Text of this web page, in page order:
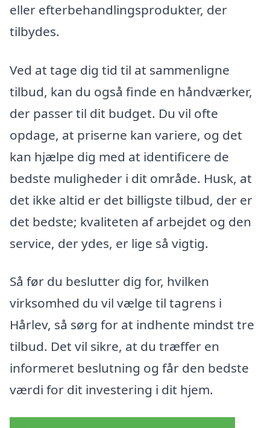
eller efterbehandlingsprodukter, der
tilbydes.
Ved at tage dig tid til at sammenligne
tilbud, kan du også finde en håndværker,
der passer til dit budget. Du vil ofte
opdage, at priserne kan variere, og det
kan hjælpe dig med at identificere de
bedste muligheder i dit område. Husk, at
det ikke altid er det billigste tilbud, der er
det bedste; kvaliteten af arbejdet og den
service, der ydes, er lige så vigtig.
Så før du beslutter dig for, hvilken
virksomhed du vil vælge til tagrens i
Hårlev, så sørg for at indhente mindst tre
tilbud. Det vil sikre, at du træffer en
informeret beslutning og får den bedste
værdi for dit investering i dit hjem.